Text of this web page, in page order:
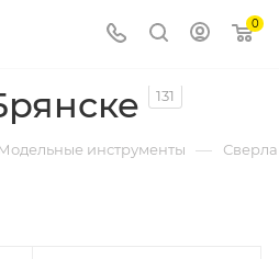
0
131
инструменты — Сверла